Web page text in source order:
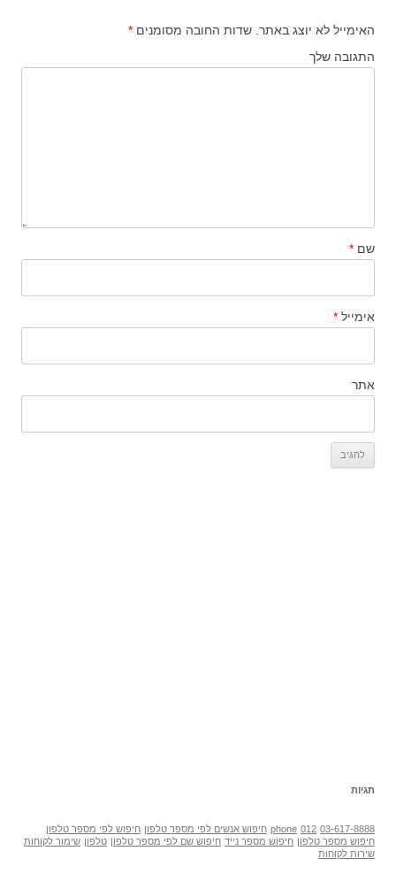
האימייל לא יוצג באתר. שדות החובה מסומנים *
התגובה שלך
שם *
אימייל *
אתר
תגיות
03-617-8888
012
phone חיפוש אנשים לפי מספר טלפון חיפוש לפי מספר טלפון
חיפוש מספר טלפון חיפוש מספר נייד חיפוש שם לפי מספר טלפון טלפון שימור לקוחות
שירות לקוחות